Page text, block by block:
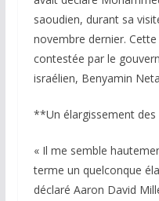
saoudien, durant sa
novembre dernier.
contestée par le
israélien, Benyamin
**Un élargissement
« Il me semble
terme un quelconque
déclaré Aaron David